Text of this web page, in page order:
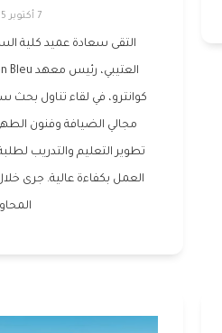
7 أكتوبر 2025
التقى سعادة عميد كلية
كوانترو، في لقاء تناول
مجالي الضيافة وفنون
تطوير التعليم والتدريب
العمل بكفاءة عالية. جرى